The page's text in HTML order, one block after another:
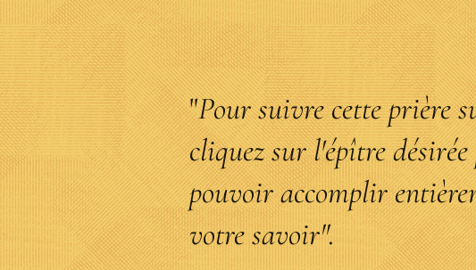
"Pour suivre cette prière
cliquez sur l'épître
pouvoir accomplir
votre savoir".